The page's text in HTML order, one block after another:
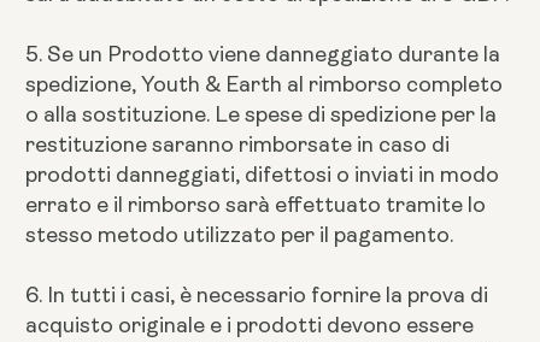
5. Se un Prodotto viene danneggiato durante la
spedizione, Youth & Earth al rimborso completo
o alla sostituzione. Le spese di spedizione per la
restituzione saranno rimborsate in caso di
prodotti danneggiati, difettosi o inviati in modo
errato e il rimborso sarà effettuato tramite lo
stesso metodo utilizzato per il pagamento.
6. In tutti i casi, è necessario fornire la prova di
acquisto originale e i prodotti devono essere